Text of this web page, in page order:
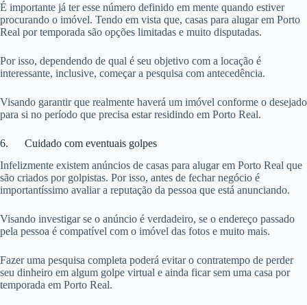
É importante já ter esse número definido em mente quando estiver
procurando o imóvel. Tendo em vista que, casas para alugar em Porto
Real por temporada são opções limitadas e muito disputadas.
Por isso, dependendo de qual é seu objetivo com a locação é
interessante, inclusive, começar a pesquisa com antecedência.
Visando garantir que realmente haverá um imóvel conforme o desejado
para si no período que precisa estar residindo em Porto Real.
6. Cuidado com eventuais golpes
Infelizmente existem anúncios de casas para alugar em Porto Real que
são criados por golpistas. Por isso, antes de fechar negócio é
importantíssimo avaliar a reputação da pessoa que está anunciando.
Visando investigar se o anúncio é verdadeiro, se o endereço passado
pela pessoa é compatível com o imóvel das fotos e muito mais.
Fazer uma pesquisa completa poderá evitar o contratempo de perder
seu dinheiro em algum golpe virtual e ainda ficar sem uma casa por
temporada em Porto Real.